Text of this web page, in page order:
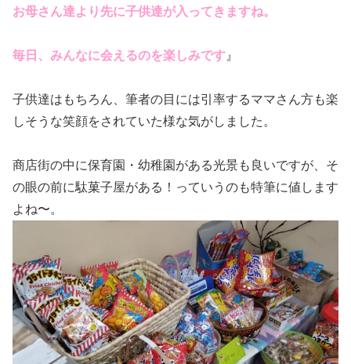
お母さん達より先に子供達が入ってきますね。
毎日、みんなに会えるのを楽しみです 』
子供達はもちろん、筆者の目には引率するママさん方も楽
しそうな笑顔をされていた様な気がしました。
商店街の中に保育園・幼稚園がある光景も良いですが、そ
の眼の前に駄菓子屋がある！っていうのも特筆に値します
よね〜。